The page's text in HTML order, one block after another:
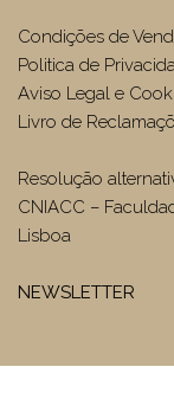
Condições de
Politica de
Aviso Legal e
Livro de
Resolução
CNIACC –
Lisboa
NEWSLETTER